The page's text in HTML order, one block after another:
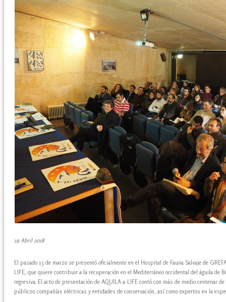
19 Abril 2018
El pasado 13 de marzo se presentó oficialmente en el Hospital de Fauna Salvaje de
LIFE, que quiere contribuir a la recuperación en el Mediterráneo occidental del águila de
regresiva. El acto de presentación de AQUILA a-LIFE contó con más de medio centenar
públicos compañías eléctricas y entidades de conservación, así como expertos en la